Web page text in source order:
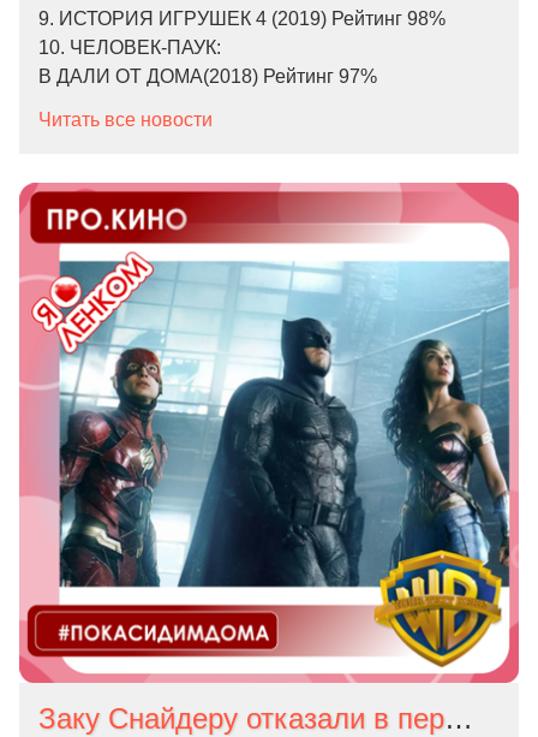
9. ИСТОРИЯ ИГРУШЕК 4 (2019) Рейтинг 98%
10. ЧЕЛОВЕК-ПАУК:
В ДАЛИ ОТ ДОМА(2018) Рейтинг 97%
Читать все новости
Заку Снайдеру отказали в пересъемках для режиссерской версии «Лиги справедливости»